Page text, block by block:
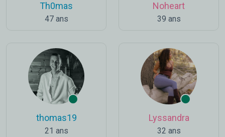
Th0mas
47 ans
Noheart
39 ans
thomas19
21 ans
Lyssandra
32 ans